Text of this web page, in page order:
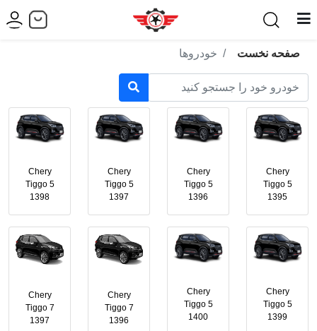
صفحه نخست خودروها
Chery
Tiggo 5
1395
Chery
Tiggo 5
1396
Chery
Tiggo 5
1397
Chery
Tiggo 5
1398
Chery
Tiggo 5
1399
Chery
Tiggo 5
1400
Chery
Tiggo 7
1396
Chery
Tiggo 7
1397